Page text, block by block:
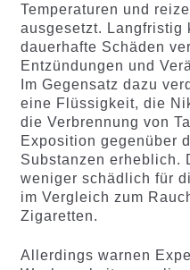
Temperaturen und
ausgesetzt. Langfristig
dauerhafte Schäden
Entzündungen und
Im Gegensatz dazu
eine Flüssigkeit, die
die Verbrennung von
Exposition gegenüber
Substanzen erheblich.
weniger schädlich für
im Vergleich zum
Zigaretten.
Allerdings warnen